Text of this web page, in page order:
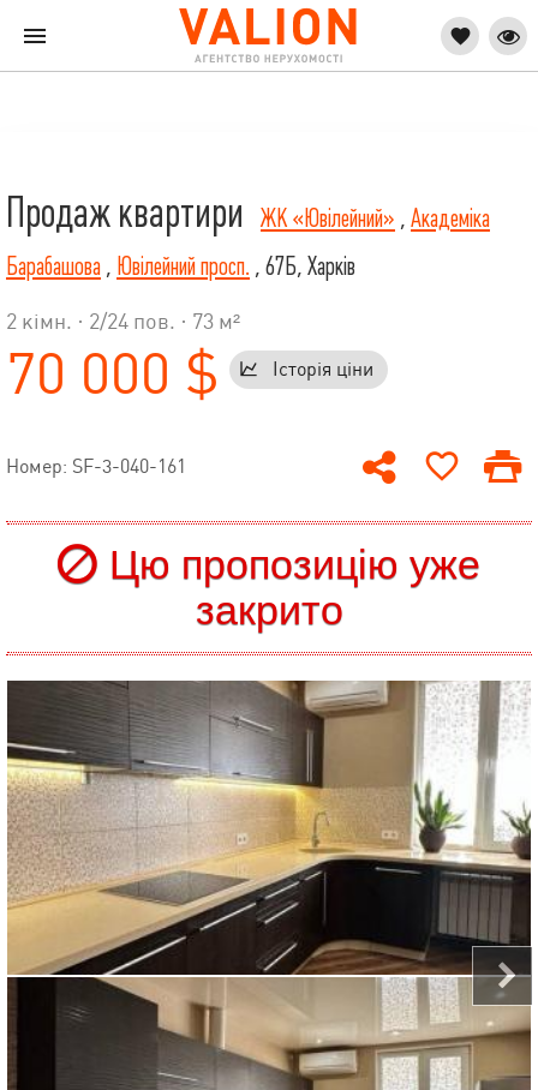
Продаж квартири ЖК «Ювілейний» , Академіка
Барабашова , Ювілейний просп. , 67Б, Харків
2 кімн. · 2/24 пов. · 73 м²
70 000 $ Історія ціни
Номер: SF-3-040-161
Цю пропозицію уже
закрито